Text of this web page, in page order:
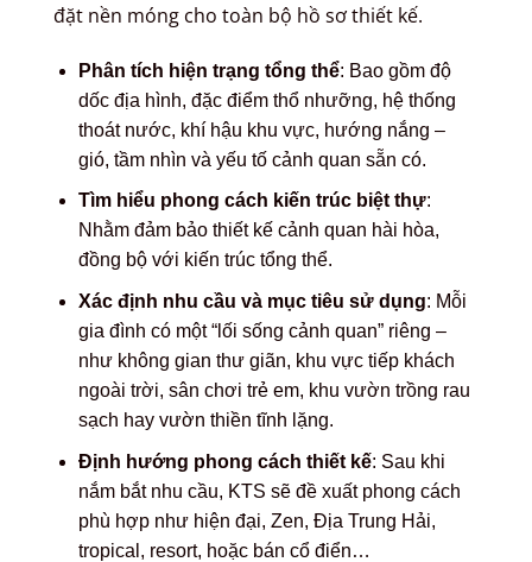
đặt nền móng cho toàn bộ hồ sơ thiết kế.
Phân tích hiện trạng tổng thể: Bao gồm độ
dốc địa hình, đặc điểm thổ nhưỡng, hệ thống
thoát nước, khí hậu khu vực, hướng nắng –
gió, tầm nhìn và yếu tố cảnh quan sẵn có.
Tìm hiểu phong cách kiến trúc biệt thự:
Nhằm đảm bảo thiết kế cảnh quan hài hòa,
đồng bộ với kiến trúc tổng thể.
Xác định nhu cầu và mục tiêu sử dụng: Mỗi
gia đình có một “lối sống cảnh quan” riêng –
như không gian thư giãn, khu vực tiếp khách
ngoài trời, sân chơi trẻ em, khu vườn trồng rau
sạch hay vườn thiền tĩnh lặng.
Định hướng phong cách thiết kế: Sau khi
nắm bắt nhu cầu, KTS sẽ đề xuất phong cách
phù hợp như hiện đại, Zen, Địa Trung Hải,
tropical, resort, hoặc bán cổ điển…